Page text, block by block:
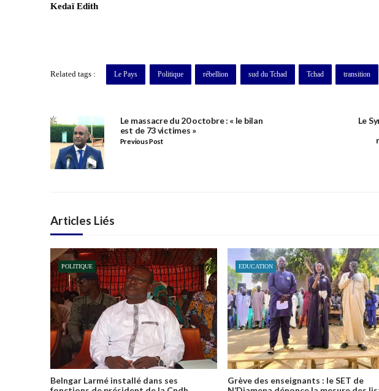
Kedaï Edith
Related tags : Le Pays Politique rébellion sud du Tchad Tchad transition
Le massacre du 20 octobre : « le bilan
est de 73 victimes »
Previous Post
Le
Articles Liés
POLITIQUE
Belngar Larmé installé dans ses
EDUCATION
Grève des enseignants : le SET de